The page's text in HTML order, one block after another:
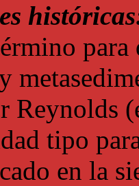
para
Reynolds
tipo
en la